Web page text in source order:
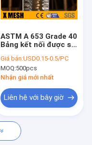
ASTM A 653 Grade 40
Bảng kết nối được sử
mảnh của một truss
Giá bán:USD0.15-0.5/PC
MOQ:500pcs
Nhận giá mới nhất
Liên hệ với bây giờ